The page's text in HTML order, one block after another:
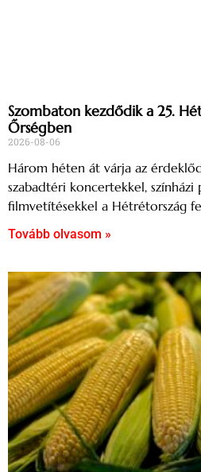
Szombaton kezdődik a 25.
Őrségben
2026-08-06
Három héten át várja az
szabadtéri koncertekkel, színházi
filmvetítésekkel a Hétrétország
Tovább olvasom »